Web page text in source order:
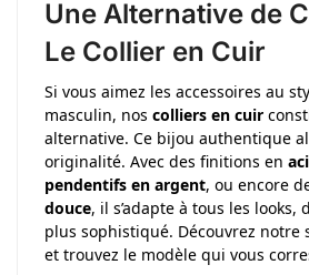
Une Alternative de
Le Collier en Cuir
Si vous aimez les accessoires au
masculin, nos colliers en cuir
alternative. Ce bijou authentique
originalité. Avec des finitions en
pendentifs en argent, ou encore
douce, il s’adapte à tous les looks,
plus sophistiqué. Découvrez notre
et trouvez le modèle qui vous